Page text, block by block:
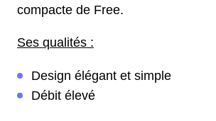
compacte de Free.
Ses qualités :
Design élégant et simple
Débit élevé